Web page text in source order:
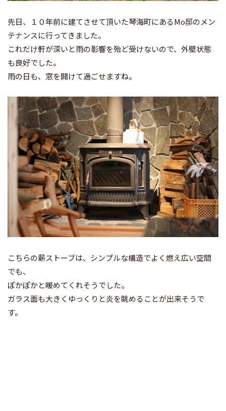
先日、１０年前に建てさせて頂いた琴海町にあるMo邸のメン
テナンスに行ってきました。
これだけ軒が深いと雨の影響を殆ど受けないので、外壁状態
も良好でした。
雨の日も、窓を開けて過ごせますね。
こちらの薪ストーブは、シンプルな構造でよく燃え広い空間
でも、
ぽかぽかと暖めてくれそうでした。
ガラス面も大きくゆっくりと炎を眺めることが出来そうで
す。